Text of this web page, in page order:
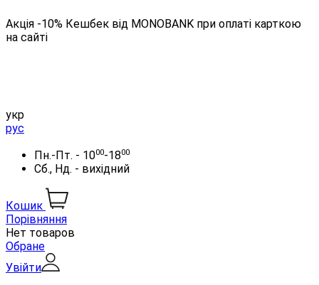
Акція -10% Кешбек від MONOBANK при оплаті карткою
на сайті
укр
рус
Пн.-Пт. - 1000-1800
Сб., Нд. - вихідний
Кошик
Порівняння
Нет товаров
Обране
Увійти